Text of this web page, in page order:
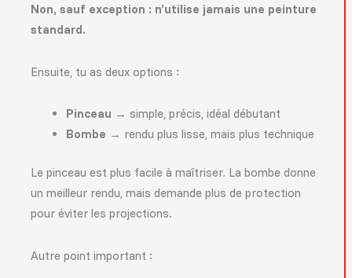
Non, sauf exception : n’utilise jamais une peinture
standard.
Ensuite, tu as deux options :
Pinceau → simple, précis, idéal débutant
Bombe → rendu plus lisse, mais plus technique
Le pinceau est plus facile à maîtriser. La bombe donne
un meilleur rendu, mais demande plus de protection
pour éviter les projections.
Autre point important :